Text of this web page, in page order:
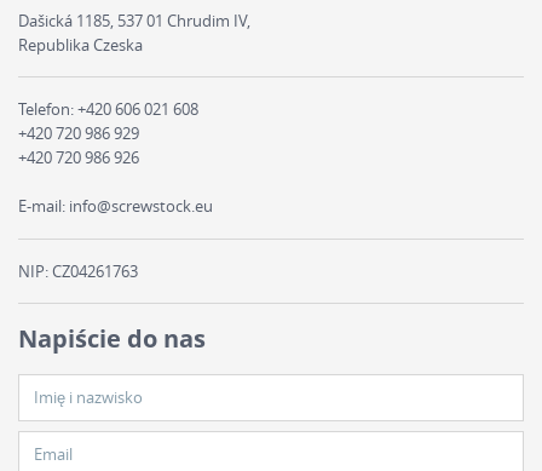
Dašická 1185, 537 01 Chrudim IV,
Republika Czeska
Telefon:+420 606 021 608
+420 720 986 929
+420 720 986 926
E-mail: info@screwstock.eu
NIP: CZ04261763
Napiście do nas
Imię i nazwisko
Email